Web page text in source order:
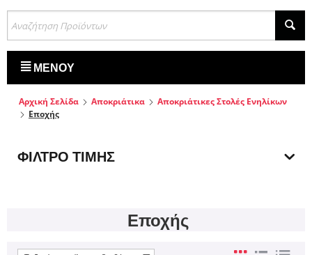
ΜΕΝΟΎ
Αρχική Σελίδα Αποκριάτικα
Αποκριάτικες Στολές Ενηλίκων
Εποχής
ΦΊΛΤΡΟ ΤΙΜΉΣ
Εποχής